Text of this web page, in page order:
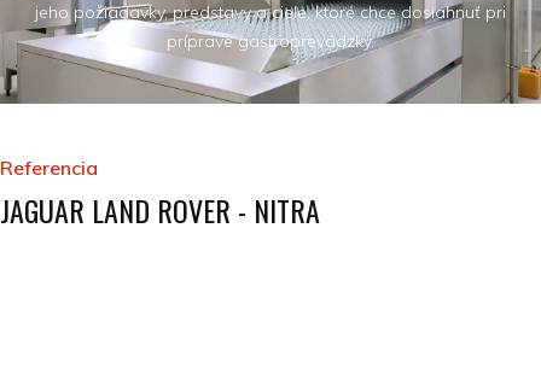
jeho požiadavky, predstavy a ciele, ktoré chce dosiahnuť pri
príprave gastroprevádzky.
Referencia
JAGUAR LAND ROVER - NITRA